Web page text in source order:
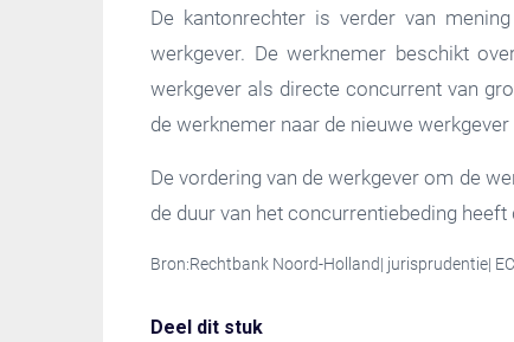
De kantonrechter is verder van
werkgever. De werknemer beschikt
werkgever als directe concurrent van
de werknemer naar de nieuwe
De vordering van de werkgever om de
de duur van het concurrentiebeding
Bron:Rechtbank Noord-Holland| jurisprudentie|
Deel dit stuk